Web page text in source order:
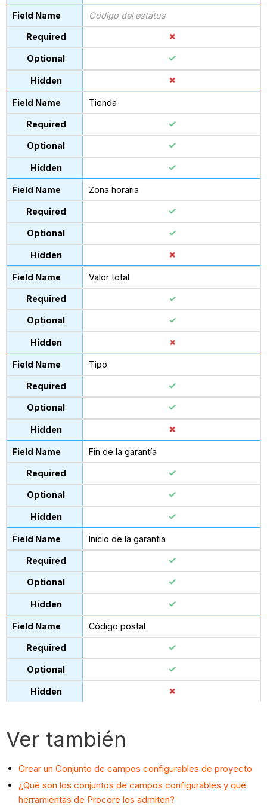
Código del estatus
Tienda
Zona horaria
Valor total
Tipo
Fin de la garantía
Inicio de la garantía
Código postal
Ver también
Crear un Conjunto de campos configurables de proyecto
¿Qué son los conjuntos de campos configurables y qué
herramientas de Procore los admiten?